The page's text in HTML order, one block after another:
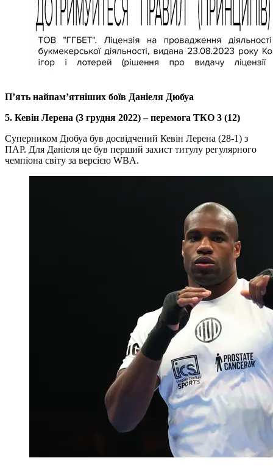
П’ять найпам’ятніших боїв Даніеля Дюбуа
5. Кевін Лерена (3 грудня 2022) – перемога ТКО 3 (12)
Суперником Дюбуа був досвідчений Кевін Лерена (28-1) з
ПАР. Для Даніеля це був перший захист титулу регулярного
чемпіона світу за версією WBA.